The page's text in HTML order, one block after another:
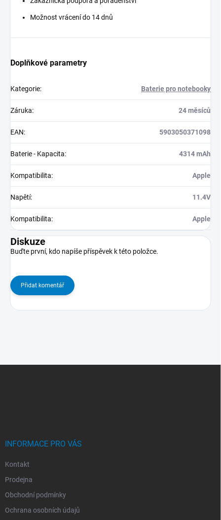
Možnost vrácení do 14 dnů
Doplňkové parametry
Kategorie: Baterie pro notebooky
Záruka: 24 měsíců
EAN: 5903050371098
Baterie - Kapacita: 4314 mAh
Kompatibilita: Apple
Napětí: 11.4V
Kompatibilita: Apple
Diskuze
Buďte první, kdo napíše příspěvek k této položce.
Přidat komentář
INFORMACE PRO VÁS
Kontakt
Prodejna
Obchodní podmínky
Ochrana osobních údajů